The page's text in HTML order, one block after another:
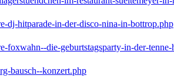
dj-hitparade-in-der-disco-nina-in-bottrop.php
foxwahn--die-geburtstagsparty-in-der-tenne-
bausch--konzert.php